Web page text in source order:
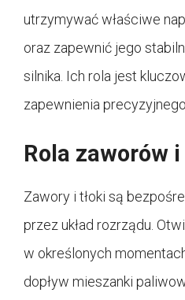
utrzymywać właściwe
oraz zapewnić jego
silnika. Ich rola jest
zapewnienia
Rola zaworów i
Zawory i tłoki są
przez układ rozrządu.
w określonych
dopływ mieszanki